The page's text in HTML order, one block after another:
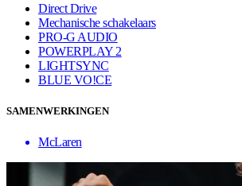
Direct Drive
Mechanische schakelaars
PRO-G AUDIO
POWERPLAY 2
LIGHTSYNC
BLUE VO!CE
SAMENWERKINGEN
McLaren